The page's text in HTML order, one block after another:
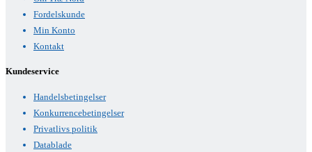
Fordelskunde
Min Konto
Kontakt
Kundeservice
Handelsbetingelser
Konkurrencebetingelser
Privatlivs politik
Datablade